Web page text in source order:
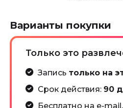
Варианты покупки
Только это
Запись только на
Срок действия: 90
Бесплатно на e-